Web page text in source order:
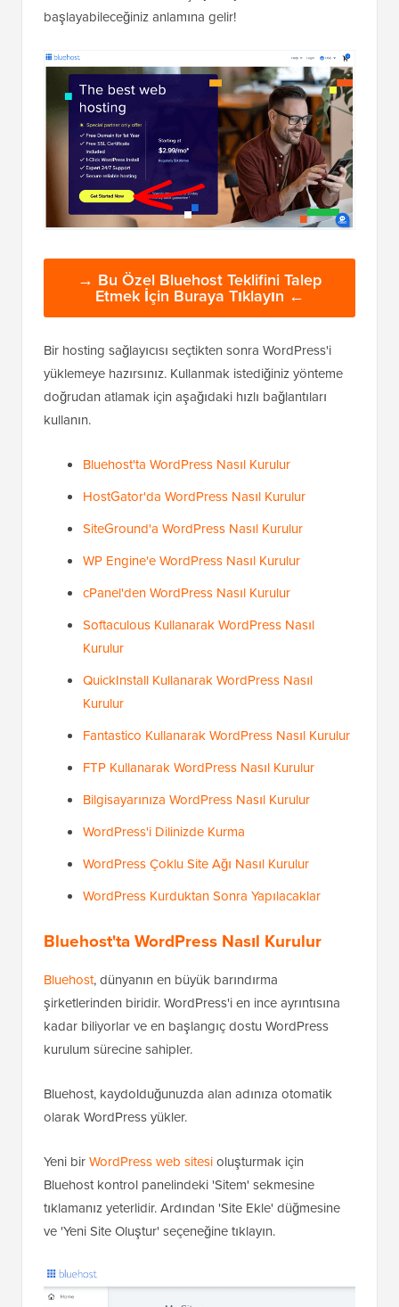
başlayabileceğiniz anlamına gelir!
→ Bu Özel Bluehost Teklifini Talep
Etmek İçin Buraya Tıklayın ←
Bir hosting sağlayıcısı seçtikten sonra WordPress'i
yüklemeye hazırsınız. Kullanmak istediğiniz yönteme
doğrudan atlamak için aşağıdaki hızlı bağlantıları
kullanın.
Bluehost'ta WordPress Nasıl Kurulur
HostGator'da WordPress Nasıl Kurulur
SiteGround'a WordPress Nasıl Kurulur
WP Engine'e WordPress Nasıl Kurulur
cPanel'den WordPress Nasıl Kurulur
Softaculous Kullanarak WordPress Nasıl
Kurulur
QuickInstall Kullanarak WordPress Nasıl
Kurulur
Fantastico Kullanarak WordPress Nasıl Kurulur
FTP Kullanarak WordPress Nasıl Kurulur
Bilgisayarınıza WordPress Nasıl Kurulur
WordPress'i Dilinizde Kurma
WordPress Çoklu Site Ağı Nasıl Kurulur
WordPress Kurduktan Sonra Yapılacaklar
Bluehost'ta WordPress Nasıl Kurulur
Bluehost, dünyanın en büyük barındırma
şirketlerinden biridir. WordPress'i en ince ayrıntısına
kadar biliyorlar ve en başlangıç dostu WordPress
kurulum sürecine sahipler.
Bluehost, kaydolduğunuzda alan adınıza otomatik
olarak WordPress yükler.
Yeni birWordPress web sitesioluşturmak için
Bluehost kontrol panelindeki 'Sitem' sekmesine
tıklamanız yeterlidir. Ardından 'Site Ekle' düğmesine
ve 'Yeni Site Oluştur' seçeneğine tıklayın.